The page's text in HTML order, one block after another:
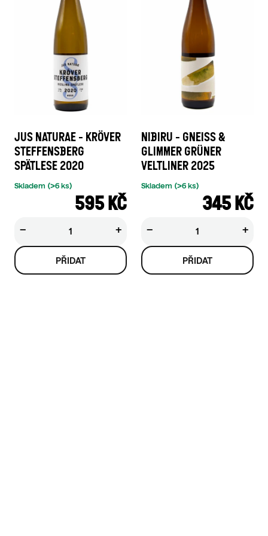
JUS NATURAE - KRÖVER
STEFFENSBERG
SPÄTLESE 2020
595 KČ
Skladem (>6 ks)
+
−
NIBIRU - GNEISS &
GLIMMER GRÜNER
VELTLINER 2025
345 KČ
Skladem (>6 ks)
+
−